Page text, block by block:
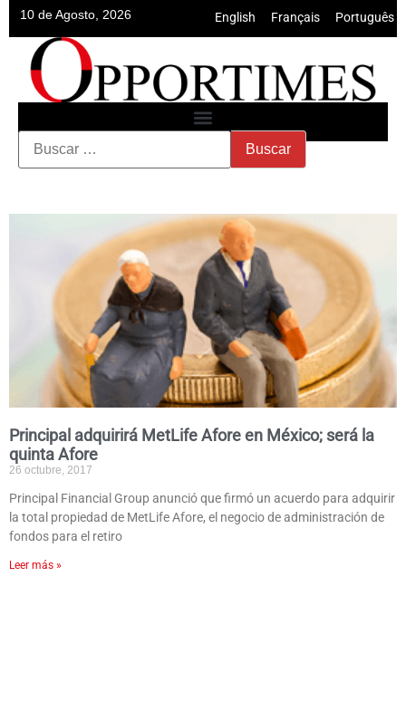
10 de Agosto, 2026 English Français Português
Principal adquirirá MetLife Afore en México; será la
quinta Afore
26 octubre, 2017
Principal Financial Group anunció que firmó un acuerdo para adquirir
la total propiedad de MetLife Afore, el negocio de administración de
fondos para el retiro
Leer más »